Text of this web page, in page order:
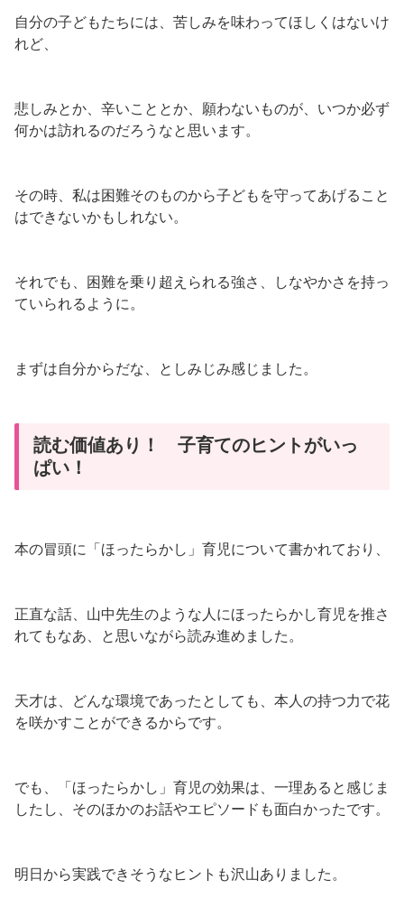
自分の子どもたちには、苦しみを味わってほしくはないけ
れど、
悲しみとか、辛いこととか、願わないものが、いつか必ず
何かは訪れるのだろうなと思います。
その時、私は困難そのものから子どもを守ってあげること
はできないかもしれない。
それでも、困難を乗り超えられる強さ、しなやかさを持っ
ていられるように。
まずは自分からだな、としみじみ感じました。
読む価値あり！ 子育てのヒントがいっ
ぱい！
本の冒頭に「ほったらかし」育児について書かれており、
正直な話、山中先生のような人にほったらかし育児を推さ
れてもなあ、と思いながら読み進めました。
天才は、どんな環境であったとしても、本人の持つ力で花
を咲かすことができるからです。
でも、「ほったらかし」育児の効果は、一理あると感じま
したし、そのほかのお話やエピソードも面白かったです。
明日から実践できそうなヒントも沢山ありました。